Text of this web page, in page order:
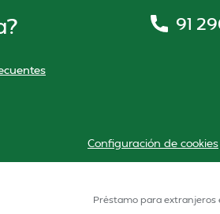
91
Configuración de cookies
Préstamo para extranjeros